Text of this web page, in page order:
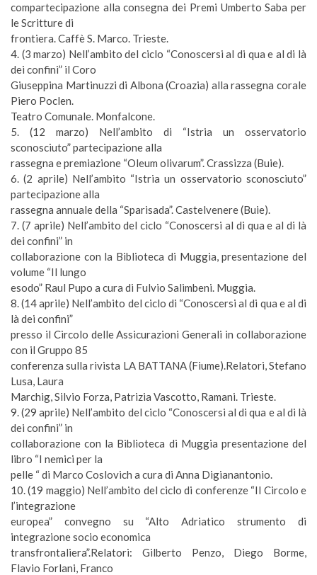
compartecipazione alla consegna dei Premi Umberto Saba per
le Scritture di
frontiera. Caffè S. Marco. Trieste.
4. (3 marzo) Nell’ambito del ciclo “Conoscersi al di qua e al di là
dei confini” il Coro
Giuseppina Martinuzzi di Albona (Croazia) alla rassegna corale
Piero Poclen.
Teatro Comunale. Monfalcone.
5. (12 marzo) Nell’ambito di “Istria un osservatorio
sconosciuto” partecipazione alla
rassegna e premiazione “Oleum olivarum”. Crassizza (Buie).
6. (2 aprile) Nell’ambito “Istria un osservatorio sconosciuto”
partecipazione alla
rassegna annuale della “Sparisada”. Castelvenere (Buie).
7. (7 aprile) Nell’ambito del ciclo “Conoscersi al di qua e al di là
dei confini” in
collaborazione con la Biblioteca di Muggia, presentazione del
volume “Il lungo
esodo” Raul Pupo a cura di Fulvio Salimbeni. Muggia.
8. (14 aprile) Nell’ambito del ciclo di “Conoscersi al di qua e al di
là dei confini”
presso il Circolo delle Assicurazioni Generali in collaborazione
con il Gruppo 85
conferenza sulla rivista LA BATTANA (Fiume).Relatori, Stefano
Lusa, Laura
Marchig, Silvio Forza, Patrizia Vascotto, Ramani. Trieste.
9. (29 aprile) Nell’ambito del ciclo “Conoscersi al di qua e al di là
dei confini” in
collaborazione con la Biblioteca di Muggia presentazione del
libro “I nemici per la
pelle “ di Marco Coslovich a cura di Anna Digianantonio.
10. (19 maggio) Nell’ambito del ciclo di conferenze “Il Circolo e
l’integrazione
europea” convegno su “Alto Adriatico strumento di
integrazione socio economica
transfrontaliera”.Relatori: Gilberto Penzo, Diego Borme,
Flavio Forlani, Franco